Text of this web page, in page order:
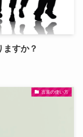
すか？
言葉の使い方